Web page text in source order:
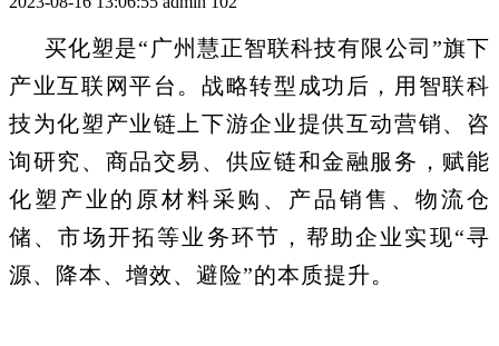
买化塑是“广州慧正智联科技有限公司”旗下
产业互联网平台。战略转型成功后，用智联科
技为化塑产业链上下游企业提供互动营销、咨
询研究、商品交易、供应链和金融服务，赋能
化塑产业的原材料采购、产品销售、物流仓
储、市场开拓等业务环节，帮助企业实现“寻
源、降本、增效、避险”的本质提升。